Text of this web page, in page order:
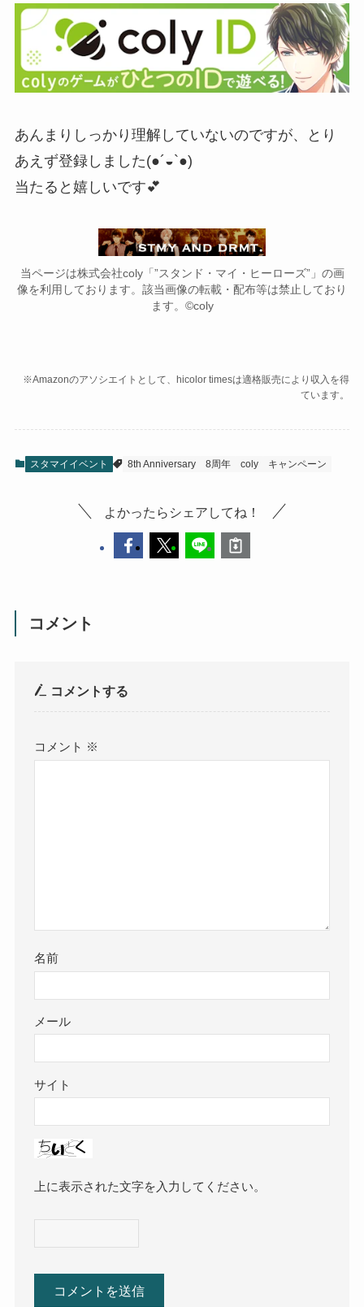
あんまりしっかり理解していないのですが、とり
あえず登録しました(●´◒`●)
当たると嬉しいです💕
当ページは株式会社coly「”スタンド・マイ・ヒーローズ”」の画
像を利用しております。該当画像の転載・配布等は禁止しており
ます。©coly
※Amazonのアソシエイトとして、hicolor timesは適格販売により収入を得
ています。
スタマイイベント 8th Anniversary 8周年 coly キャンペーン
よかったらシェアしてね！
コメント
コメントする
コメント ※
名前
メール
サイト
上に表示された文字を入力してください。